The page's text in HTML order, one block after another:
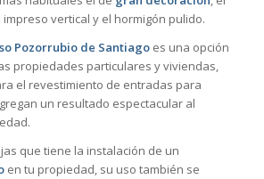
vertical y el hormigón pulido.
Pozorrubio de Santiagoes una opción
propiedades particulares y viviendas,
el revestimiento de entradas para
un resultado espectacular al
que tiene la instalación de un
en tu propiedad, su uso también se